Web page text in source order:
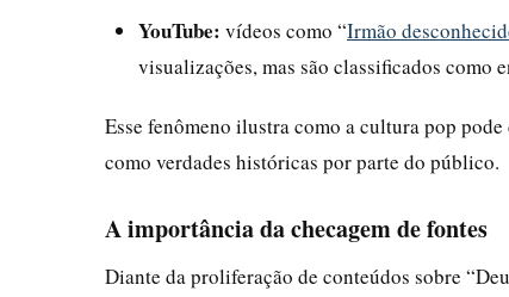
YouTube: vídeos como “Irmão
visualizações, mas são classificados como
Esse fenômeno ilustra como a cultura pop
como verdades históricas por parte do público.
A importância da checagem de fontes
Diante da proliferação de conteúdos sobre